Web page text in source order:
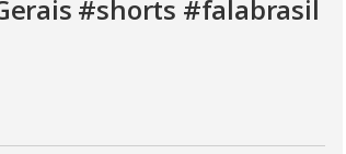
#shorts #falabrasil